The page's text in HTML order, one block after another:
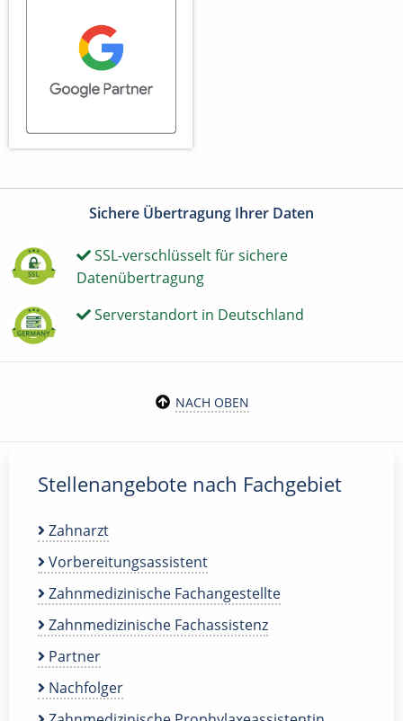
Sichere Übertragung Ihrer Daten
SSL-verschlüsselt für sichere
Datenübertragung
Serverstandort in Deutschland
NACH OBEN
Stellenangebote nach Fachgebiet
Zahnarzt
Vorbereitungsassistent
Zahnmedizinische Fachangestellte
Zahnmedizinische Fachassistenz
Partner
Nachfolger